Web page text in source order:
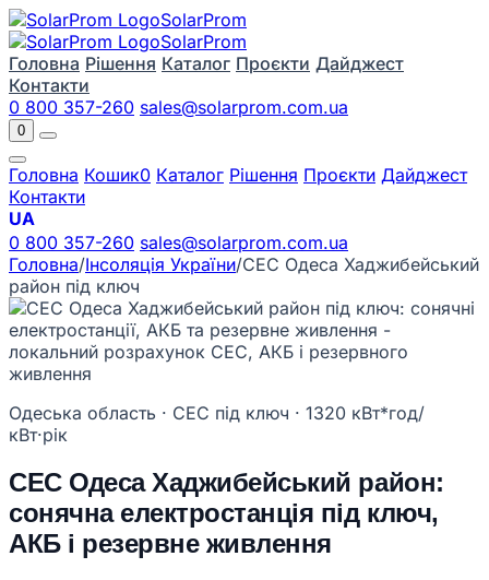
SolarProm
SolarProm
Головна Рішення Каталог Проєкти Дайджест
Контакти
0 800 357-260 sales@solarprom.com.ua
0
Головна Кошик0 Каталог Рішення Проєкти Дайджест
Контакти
UA
0 800 357-260 sales@solarprom.com.ua
Головна/Інсоляція України/СЕС Одеса Хаджибейський
район під ключ
Одеська область · СЕС під ключ · 1320 кВт*год/
кВт·рік
СЕС Одеса Хаджибейський район:
сонячна електростанція під ключ,
АКБ і резервне живлення